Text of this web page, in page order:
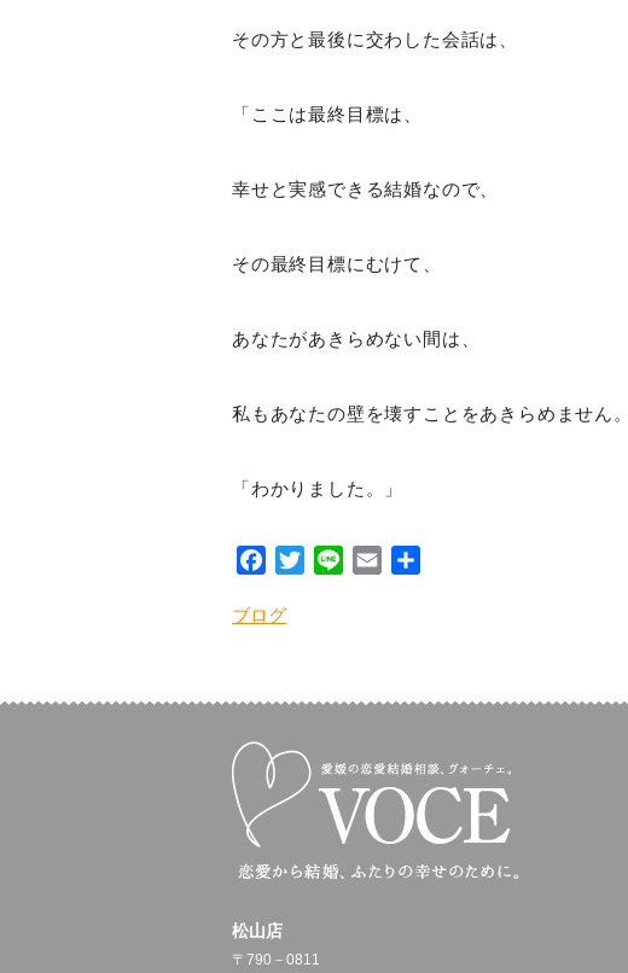
その方と最後に交わした会話は、
「ここは最終目標は、
幸せと実感できる結婚なので、
その最終目標にむけて、
あなたがあきらめない間は、
私もあなたの壁を壊すことをあきらめません。
「わかりました。」
Facebook
TwitterLine Email
ブログ
松山店
〒790－0811